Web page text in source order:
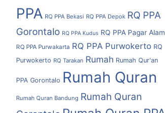
PPA RQ PPA Bekasi RQ PPA Depok RQ PPA
Gorontalo RQ PPA Kudus RQ PPA Pagar Alam
RQ PPA Purwakarta RQ PPA Purwokerto RQ
Purwokerto RQ Tarakan Rumah Rumah Qur'an
PPA Gorontalo Rumah Quran
Rumah Quran Bandung Rumah Quran